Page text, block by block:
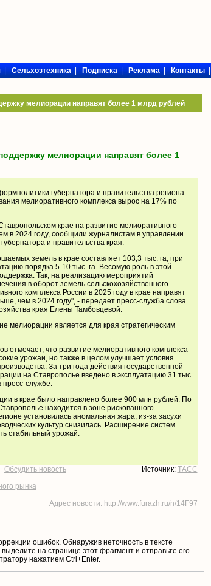
|Сельхозтехника|Подписка|Реклама|Контакты
мелиорации направят более 1 млрд рублей
мелиорации направят более 1
губернатора и правительства региона
мелиоративного комплекса вырос на 17% по
крае на развитие мелиоративного
в 2024 году, сообщили журналистам в управлении
и правительства края.
земель в крае составляет 103,3 тыс. га, при
порядка 5-10 тыс. га. Весомую роль в этой
Так, на реализацию мероприятий
в оборот земель сельскохозяйственного
комплекса России в 2025 году в крае направят
чем в 2024 году", - передает пресс-служба слова
края Елены Тамбовцевой.
мелиорации является для края стратегическим
отмечает, что развитие мелиоративного комплекса
урожаи, но также в целом улучшает условия
За три года действия государственной
на Ставрополье введено в эксплуатацию 31 тыс.
пресс-службе.
в крае было направлено более 900 млн рублей. По
находится в зоне рискованного
установилась аномальная жара, из-за засухи
культур снизилась. Расширение систем
стабильный урожай.
Обсудить новость Источник: ТАСС
рынка
Адрес новости: http://www.furazh.ru/n/14F97
ошибок. Обнаружив неточность в тексте
на странице этот фрагмент и отправьте его
нажатием Ctrl+Enter.